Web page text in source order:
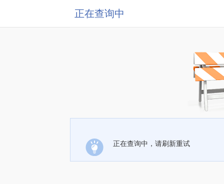
正在查询中
正在查询中，请刷新重试